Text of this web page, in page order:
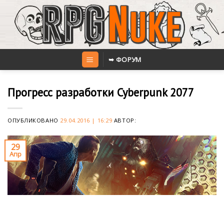
content
➥ ФОРУМ
Прогресс разработки Cyberpunk 2077
ОПУБЛИКОВАНО 29.04.2016 | 16:29 АВТОР:
29
Апр